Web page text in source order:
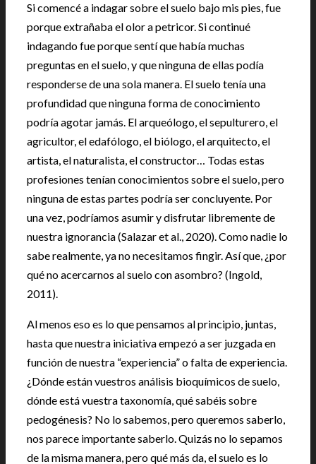
Si comencé a indagar sobre el suelo bajo mis pies, fue
porque extrañaba el olor a petricor. Si continué
indagando fue porque sentí que había muchas
preguntas en el suelo, y que ninguna de ellas podía
responderse de una sola manera. El suelo tenía una
profundidad que ninguna forma de conocimiento
podría agotar jamás. El arqueólogo, el sepulturero, el
agricultor, el edafólogo, el biólogo, el arquitecto, el
artista, el naturalista, el constructor… Todas estas
profesiones tenían conocimientos sobre el suelo, pero
ninguna de estas partes podría ser concluyente. Por
una vez, podríamos asumir y disfrutar libremente de
nuestra ignorancia (Salazar et al., 2020). Como nadie lo
sabe realmente, ya no necesitamos fingir. Así que, ¿por
qué no acercarnos al suelo con asombro? (Ingold,
2011).
Al menos eso es lo que pensamos al principio, juntas,
hasta que nuestra iniciativa empezó a ser juzgada en
función de nuestra “experiencia” o falta de experiencia.
¿Dónde están vuestros análisis bioquímicos de suelo,
dónde está vuestra taxonomía, qué sabéis sobre
pedogénesis? No lo sabemos, pero queremos saberlo,
nos parece importante saberlo. Quizás no lo sepamos
de la misma manera, pero qué más da, el suelo es lo